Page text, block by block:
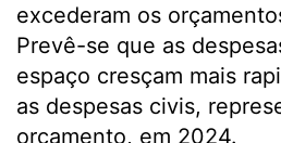
excederam os
Prevê-se que as
espaço cresçam mais
as despesas civis,
orçamento, em 2024.